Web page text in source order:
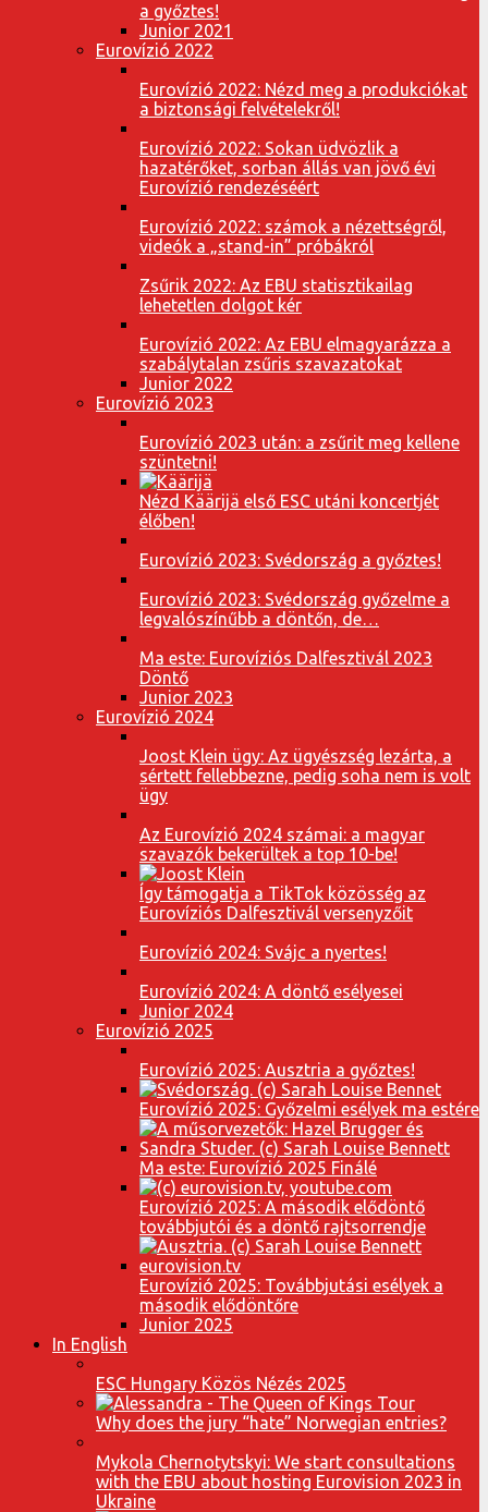
a győztes!
Junior 2021
Eurovízió 2022
Eurovízió 2022: Nézd meg a produkciókat
a biztonsági felvételekről!
Eurovízió 2022: Sokan üdvözlik a
hazatérőket, sorban állás van jövő évi
Eurovízió rendezéséért
Eurovízió 2022: számok a nézettségről,
videók a „stand-in” próbákról
Zsűrik 2022: Az EBU statisztikailag
lehetetlen dolgot kér
Eurovízió 2022: Az EBU elmagyarázza a
szabálytalan zsűris szavazatokat
Junior 2022
Eurovízió 2023
Eurovízió 2023 után: a zsűrit meg kellene
szüntetni!
Nézd Käärijä első ESC utáni koncertjét
élőben!
Eurovízió 2023: Svédország a győztes!
Eurovízió 2023: Svédország győzelme a
legvalószínűbb a döntőn, de…
Ma este: Eurovíziós Dalfesztivál 2023
Döntő
Junior 2023
Eurovízió 2024
Joost Klein ügy: Az ügyészség lezárta, a
sértett fellebbezne, pedig soha nem is volt
ügy
Az Eurovízió 2024 számai: a magyar
szavazók bekerültek a top 10-be!
Így támogatja a TikTok közösség az
Eurovíziós Dalfesztivál versenyzőit
Eurovízió 2024: Svájc a nyertes!
Eurovízió 2024: A döntő esélyesei
Junior 2024
Eurovízió 2025
Eurovízió 2025: Ausztria a győztes!
Eurovízió 2025: Győzelmi esélyek ma estére
Ma este: Eurovízió 2025 Finálé
Eurovízió 2025: A második elődöntő
továbbjutói és a döntő rajtsorrendje
Eurovízió 2025: Továbbjutási esélyek a
második elődöntőre
Junior 2025
In English
ESC Hungary Közös Nézés 2025
Why does the jury “hate” Norwegian entries?
Mykola Chernotytskyi: We start consultations
with the EBU about hosting Eurovision 2023 in
Ukraine